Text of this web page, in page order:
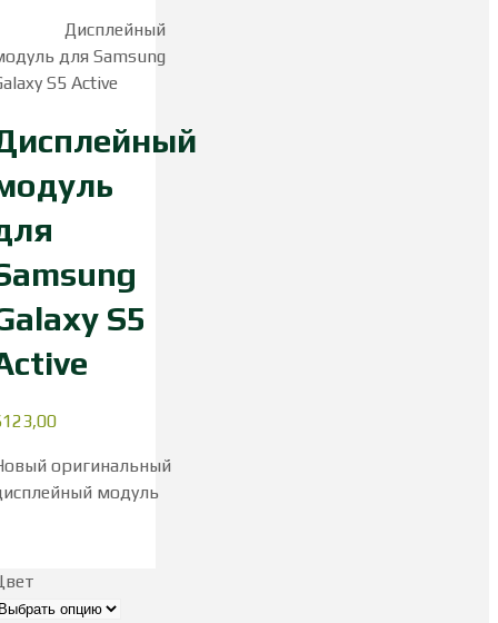
Дисплейный
для Samsung
S5 Active
S5
123,00
оригинальный
модуль